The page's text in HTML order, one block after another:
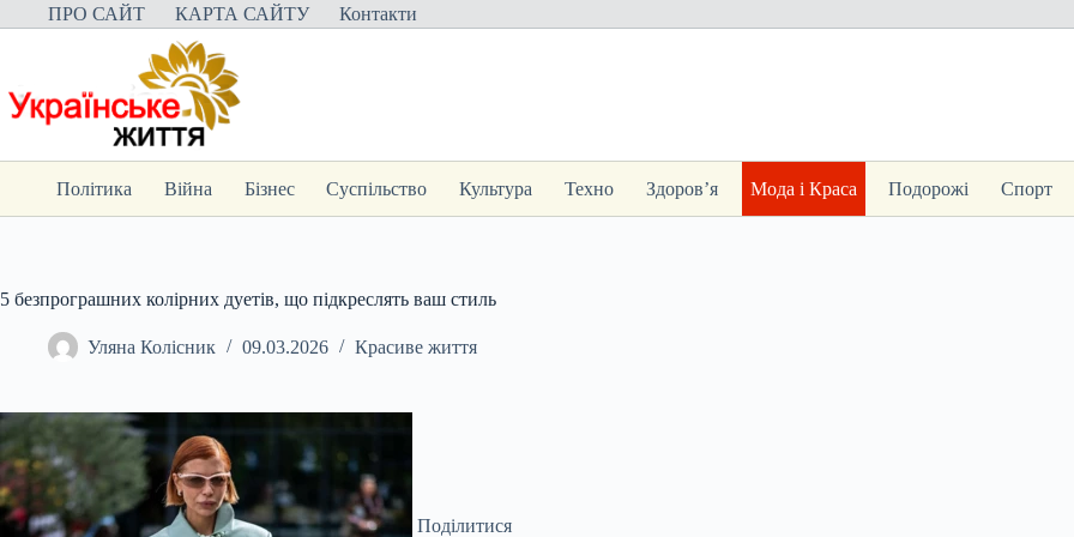
Перейти
до
ПРО САЙТ КАРТА САЙТУ Контакти
Політика Війна Бізнес Суспільство Культура Техно Здоров’я Мода і Краса Подорожі Спорт
5 безпрограшних колірних дуетів, що підкреслять ваш стиль
Уляна Колісник 09.03.2026 Красиве життя
Поділитися